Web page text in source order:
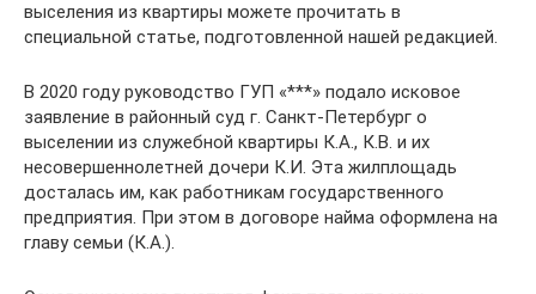
выселения из квартиры можете прочитать в
специальной статье, подготовленной нашей редакцией.
В 2020 году руководство ГУП «***» подало исковое
заявление в районный суд г. Санкт-Петербург о
выселении из служебной квартиры К.А., К.В. и их
несовершеннолетней дочери К.И. Эта жилплощадь
досталась им, как работникам государственного
предприятия. При этом в договоре найма оформлена на
главу семьи (К.А.).